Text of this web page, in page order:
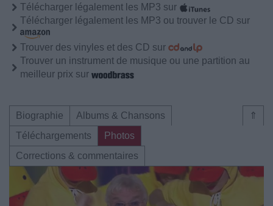
Télécharger légalement les MP3 sur
Télécharger légalement les MP3 ou trouver le CD sur
Trouver des vinyles et des CD sur
Trouver un instrument de musique ou une partition au
meilleur prix sur
⇑
Biographie
Albums & Chansons
Téléchargements
Photos
Corrections & commentaires